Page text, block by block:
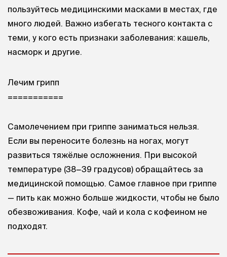
пользуйтесь медицинскими масками в местах, где
много людей. Важно избегать тесного контакта с
теми, у кого есть признаки заболевания: кашель,
насморк и другие.
Лечим грипп
===========
Самолечением при гриппе заниматься нельзя.
Если вы переносите болезнь на ногах, могут
развиться тяжёлые осложнения. При высокой
температуре (38−39 градусов) обращайтесь за
медицинской помощью. Самое главное при гриппе
— пить как можно больше жидкости, чтобы не было
обезвоживания. Кофе, чай и кола с кофеином не
подходят.